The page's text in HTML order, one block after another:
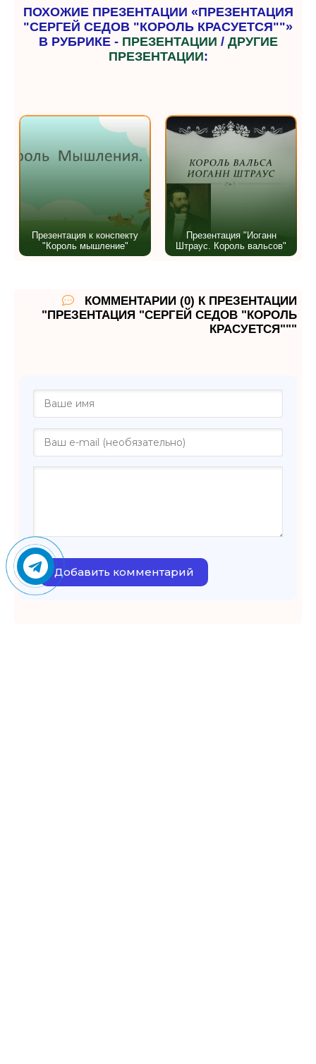
ПОХОЖИЕ ПРЕЗЕНТАЦИИ «ПРЕЗЕНТАЦИЯ
"СЕРГЕЙ СЕДОВ "КОРОЛЬ КРАСУЕТСЯ""»
В РУБРИКЕ - ПРЕЗЕНТАЦИИ / ДРУГИЕ
ПРЕЗЕНТАЦИИ:
Презентация к конспекту
"Король мышление"
Презентация "Иоганн
Штраус. Король вальсов"
КОММЕНТАРИИ (0) К ПРЕЗЕНТАЦИИ
"ПРЕЗЕНТАЦИЯ "СЕРГЕЙ СЕДОВ "КОРОЛЬ
КРАСУЕТСЯ"""
Добавить комментарий